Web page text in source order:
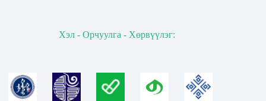
Хэл - Орчуулга - Хөрвүүлэг: